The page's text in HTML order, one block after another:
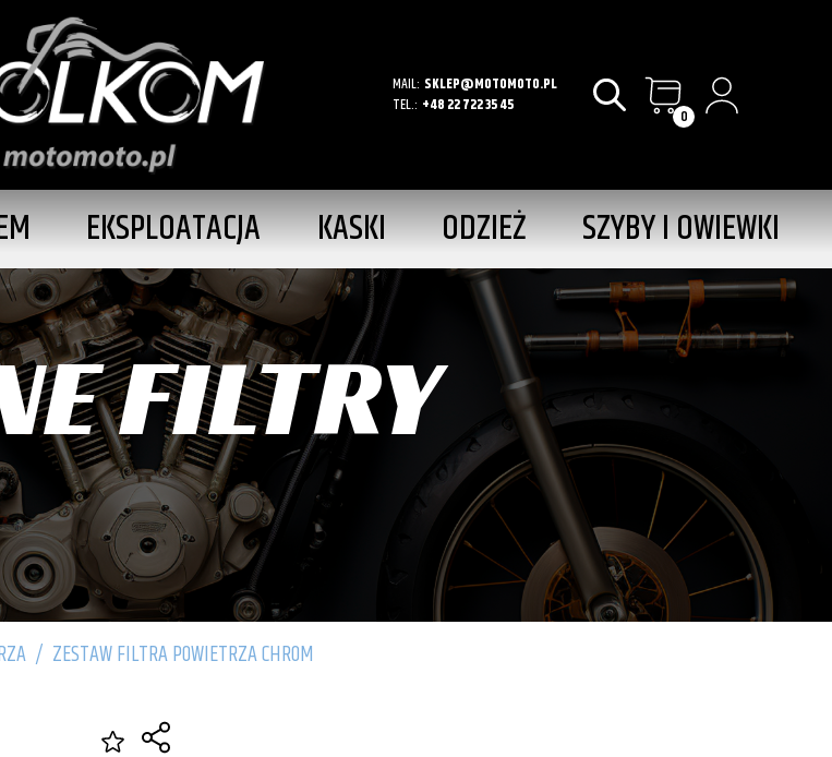
MAIL: SKLEP@MOTOMOTO.PL
TEL.: +48 22 722 35 45 0
EKSPLOATACJA KASKI ODZIEŻ SZYBY I OWIEWKI
FILTRY
/ ZESTAW FILTRA POWIETRZA CHROM